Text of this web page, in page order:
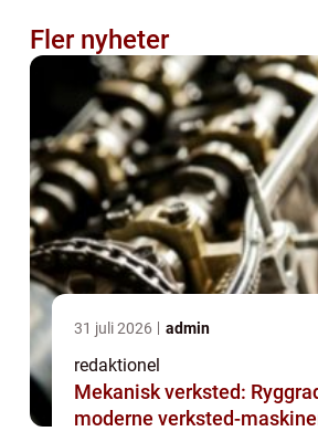
Fler nyheter
31 juli 2026 admin
redaktionel
Mekanisk verksted:
moderne verksted-